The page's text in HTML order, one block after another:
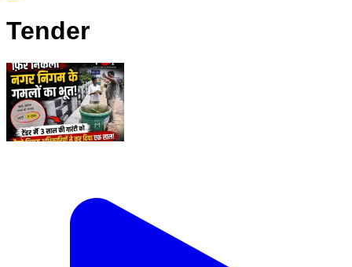
Tender